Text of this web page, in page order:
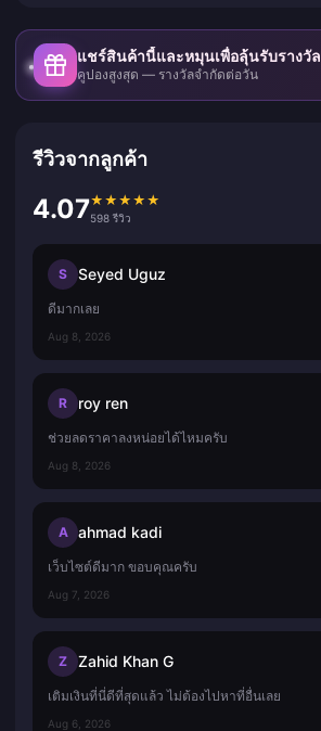
แชร์สินค้านี้และหมุนเพื่อลุ้นรับรางวัล
คูปองสูงสุด — รางวัลจำกัดต่อวัน
รีวิวจากลูกค้า
4.07★ ★ ★ ★ ★
598 รีวิว
S Seyed Uguz
ดีมากเลย
Aug 8, 2026
R roy ren
ช่วยลดราคาลงหน่อยได้ไหมครับ
Aug 8, 2026
A ahmad kadi
เว็บไซต์ดีมาก ขอบคุณครับ
Aug 7, 2026
Z Zahid Khan G
เติมเงินที่นี่ดีที่สุดแล้ว ไม่ต้องไปหาที่อื่นเลย
Aug 6, 2026